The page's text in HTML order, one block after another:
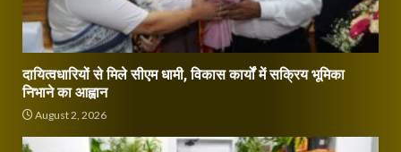
दायित्वधारियों से मिले सीएम धामी, विकास कार्यों में सक्रिय भूमिका
निभाने का आह्वान
August 2, 2026